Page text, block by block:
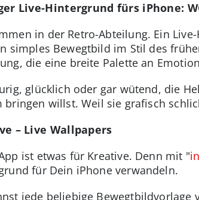
Live-Hintergrund fürs iPhone:
in der Retro-Abteilung. Ein
simples Bewegtbild im Stil des
die eine breite Palette an
glücklich oder gar wütend, die
bringen willst. Weil sie grafisch
– Live Wallpapers
ist etwas für Kreative. Denn mit "
für Dein iPhone verwandeln.
jede beliebige Bewegtbildvorlage